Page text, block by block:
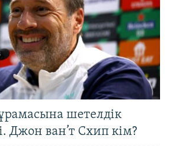
шетелдік
Джон ван’т Схип кім?